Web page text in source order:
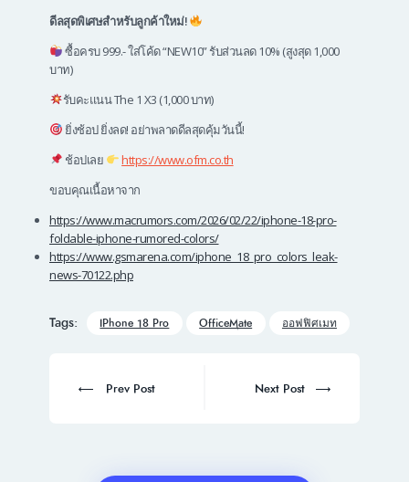
ดีลสุดพิเศษสำหรับลูกค้าใหม่!
ซื้อครบ 999.- ใส่โค้ด “NEW10” รับส่วนลด 10% (สูงสุด 1,000
บาท)
รับคะแนน The 1 X3 (1,000 บาท)
ยิ่งช้อป ยิ่งลด! อย่าพลาดดีลสุดคุ้มวันนี้!
ช้อปเลย
https://www.ofm.co.th
ขอบคุณเนื้อหาจาก
https://www.macrumors.com/2026/02/22/iphone-18-pro-
foldable-iphone-rumored-colors/
https://www.gsmarena.com/iphone_18_pro_colors_leak-
news-70122.php
Tags: IPhone 18 Pro OfficeMate ออฟฟิศเมท
navigation
Prev
Prev Post
Next
Next Post